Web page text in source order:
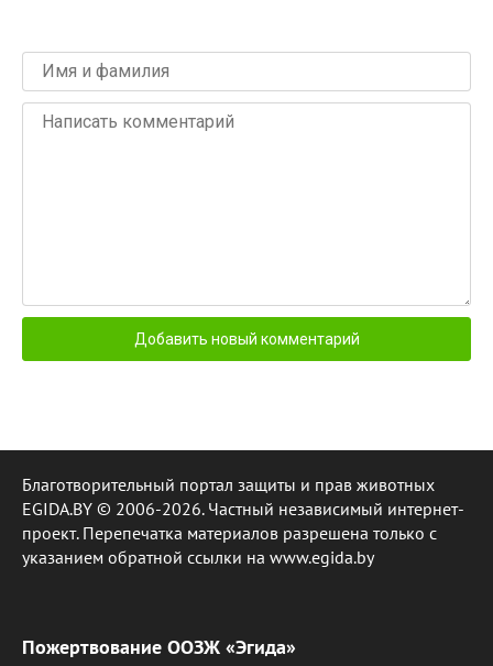
Благотворительный портал защиты и прав животных
EGIDA.BY © 2006-2026. Частный независимый интернет-
проект. Перепечатка материалов разрешена только с
указанием обратной ссылки на www.egida.by
Пожертвование ООЗЖ «Эгида»